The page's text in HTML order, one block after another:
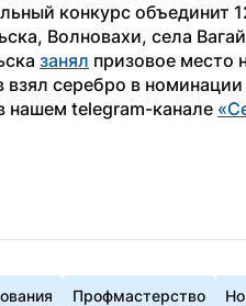
конкурс объединит
Волновахи, села
занял призовое место
серебро в
telegram-канале
Профмастерство